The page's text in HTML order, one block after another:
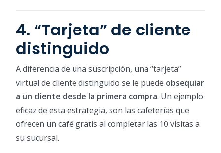
4. “Tarjeta” de cliente
distinguido
A diferencia de una suscripción, una “tarjeta”
virtual de cliente distinguido se le puede obsequiar
a un cliente desde la primera compra. Un ejemplo
eficaz de esta estrategia, son las cafeterías que
ofrecen un café gratis al completar las 10 visitas a
su sucursal.